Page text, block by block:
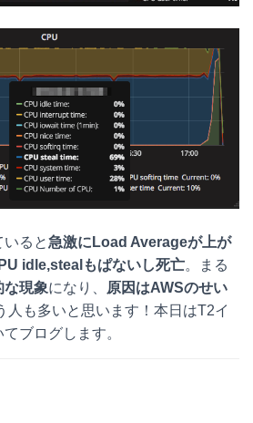
いると急激にLoad Averageが上が
idle,stealもぱないし死亡。まる
な現象になり、
原因はAWSのせい
人も多いと思います！本日はT2イ
ブログします。